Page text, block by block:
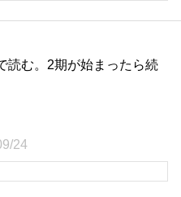
読む。2期が始まったら続
24